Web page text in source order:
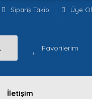
Sipariş Takibi Üye Ol
Favorilerim
İletişim